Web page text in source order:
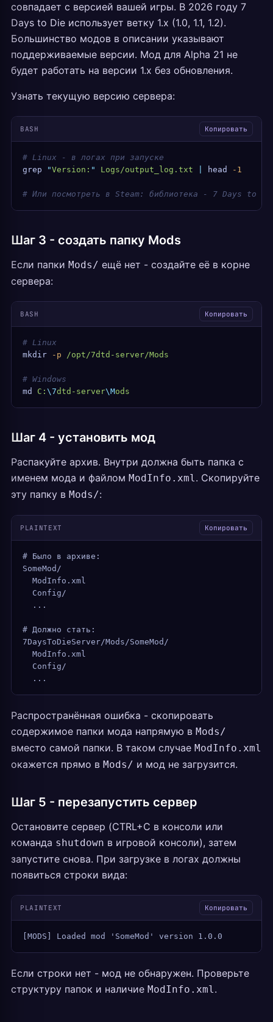
совпадает с версией вашей игры. В 2026 году 7
Days to Die использует ветку 1.x (1.0, 1.1, 1.2).
Большинство модов в описании указывают
поддерживаемые версии. Мод для Alpha 21 не
будет работать на версии 1.x без обновления.
Узнать текущую версию сервера:
BASH Копировать
# Linux - в логах при запуске
grep "Version: " Logs/output_log.txt head -1
# Или посмотреть в Steam: библиотека - 7 Days to
Шаг 3 - создать папку Mods
Если папки Mods/ ещё нет - создайте её в корне
сервера:
BASH Копировать
# Linux
mkdir -p /opt/7dtd-server/Mods
# Windows
md
C: \7dtd-server\Mods
Шаг 4 - установить мод
Распакуйте архив. Внутри должна быть папка с
именем мода и файлом ModInfo.xml. Скопируйте
эту папку в Mods/:
PLAINTEXT Копировать
# Было в архиве:
SomeMod/
  ModInfo.xml
  Config/
  ...
# Должно стать:
7DaysToDieServer/Mods/SomeMod/
  ModInfo.xml
  Config/
  ...
Распространённая ошибка - скопировать
содержимое папки мода напрямую в Mods/
вместо самой папки. В таком случае ModInfo.xml
окажется прямо в Mods/ и мод не загрузится.
Шаг 5 - перезапустить сервер
Остановите сервер (CTRL+C в консоли или
команда shutdown в игровой консоли), затем
запустите снова. При загрузке в логах должны
появиться строки вида:
PLAINTEXT Копировать
[MODS] Loaded mod 'SomeMod' version 1.0.0
Если строки нет - мод не обнаружен. Проверьте
структуру папок и наличие ModInfo.xml.